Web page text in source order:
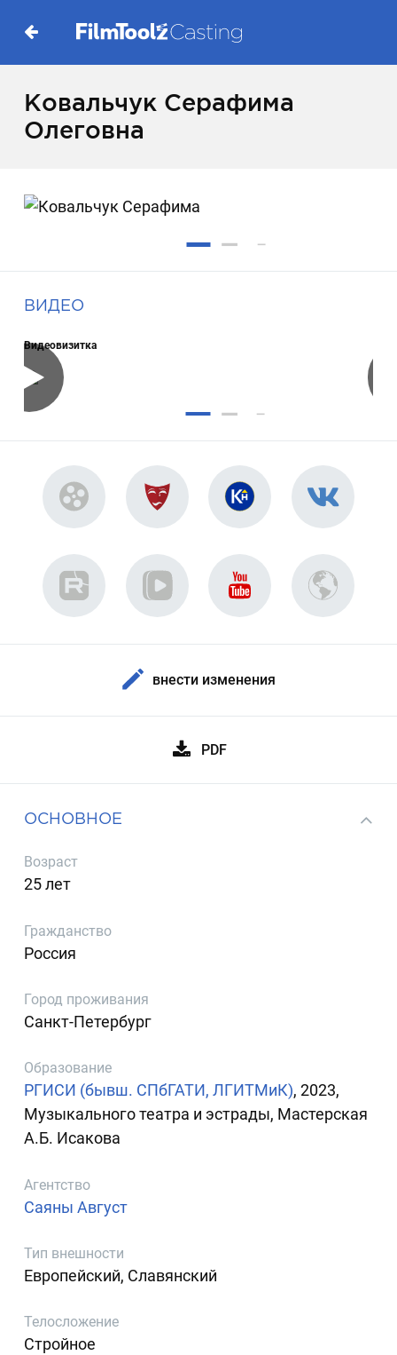
Ковальчук Серафима
Олеговна
ВИДЕО
Видеовизитка
внести изменения
PDF
ОСНОВНОЕ
Возраст
25 лет
Гражданство
Россия
Город проживания
Санкт-Петербург
Образование
РГИСИ (бывш. СПбГАТИ, ЛГИТМиК), 2023,
Музыкального театра и эстрады, Мастерская
А.Б. Исакова
Агентство
Саяны Август
Тип внешности
Европейский, Славянский
Телосложение
Стройное